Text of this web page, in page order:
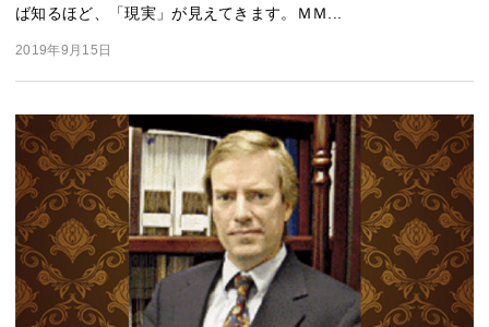
ば知るほど、「現実」が見えてきます。ＭＭ...
2019年9月15日